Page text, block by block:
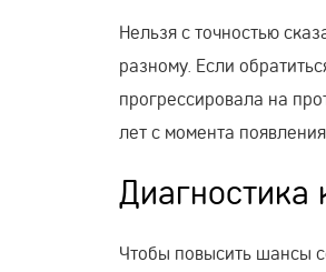
Нельзя с точностью
разному. Если
прогрессировала на
лет с момента
Диагностика
Чтобы повысить шансы